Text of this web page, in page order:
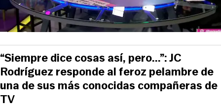
“Siempre dice cosas así, pero...”: JC
Rodríguez responde al feroz pelambre de
una de sus más conocidas compañeras de
TV